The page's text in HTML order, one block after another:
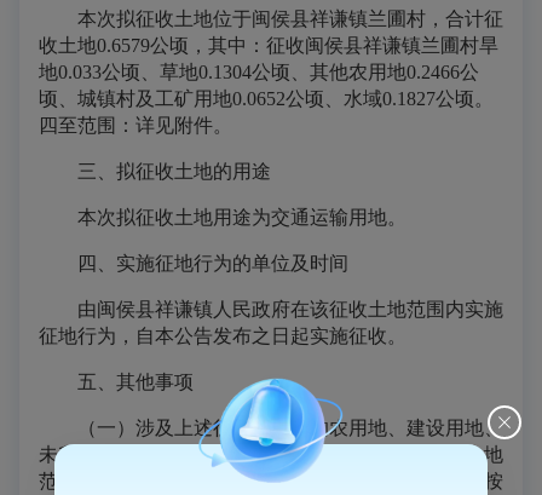
本次拟征收土地位于闽侯县祥谦镇兰圃村 ，合计征
收土地0.6579公顷，其中：征收闽侯县祥谦镇兰圃村旱
地0.033公顷、草地0.1304公顷、其他农用地0.2466公
顷、城镇村及工矿用地0.0652公顷、水域0.1827公顷。
四至范围：详见附件。
三、拟征收土地的用途
本次拟征收土地用途为交通运输用地。
四、实施征地行为的单位及时间
由闽侯县祥谦镇人民政府在该征收土地范围内实施
征地行为，自本公告发布之日起实施征收。
五、其他事项
（一）涉及上述征收范围内的农用地、建设用地、
未利用地的按照货币补偿安置方式；涉及上述征收土地
范围内的房屋及其他建筑物、构筑物由我县住建部门按